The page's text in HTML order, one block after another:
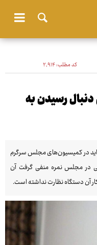
کد مطلب:۲٬۹۱۴
رسیدن به
در کمیسیون‌های مجلس سرگرم
در مجلس نمره منفی گرفت آن
آن دستگاه نظارت نداشته است.